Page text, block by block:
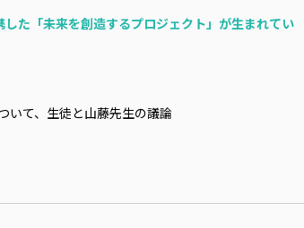
た「未来を創造するプロジェクト」が生まれてい
いて、生徒と山藤先生の議論